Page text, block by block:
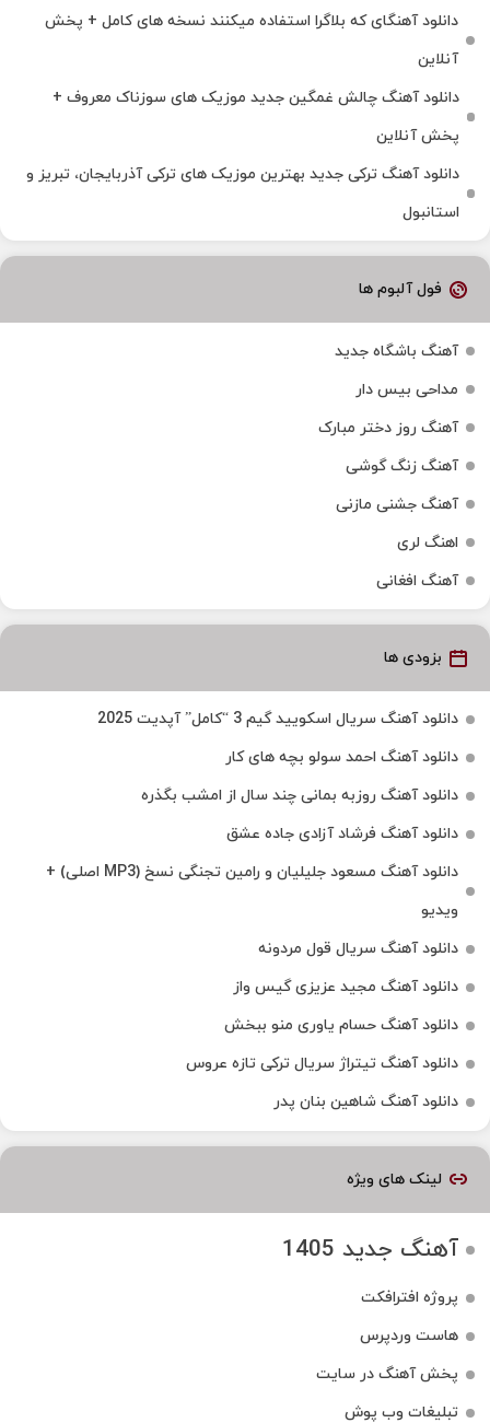
دانلود آهنگای که بلاگرا استفاده میکنند نسخه های کامل + پخش
آنلاین
دانلود آهنگ چالش غمگین جدید موزیک های سوزناک معروف +
پخش آنلاین
دانلود آهنگ ترکی جدید بهترین موزیک‌ های ترکی آذربایجان، تبریز و
استانبول
فول آلبوم ها
آهنگ باشگاه جدید
مداحی بیس دار
آهنگ روز دختر مبارک
آهنگ زنگ گوشی
آهنگ جشنی مازنی
اهنگ لری
آهنگ افغانی
بزودی ها
دانلود آهنگ سریال اسکویید گیم 3 “کامل” آپدیت 2025
دانلود آهنگ احمد سولو بچه های کار
دانلود آهنگ روزبه بمانی چند سال از امشب بگذره
دانلود آهنگ فرشاد آزادی جاده عشق
دانلود آهنگ مسعود جلیلیان و رامین تجنگی نسخ (MP3 اصلی) +
ویدیو
دانلود آهنگ سریال قول مردونه
دانلود آهنگ مجید عزیزی گیس واز
دانلود آهنگ حسام یاوری منو ببخش
دانلود آهنگ تیتراژ سریال ترکی تازه عروس
دانلود آهنگ شاهین بنان پدر
لینک های ویژه
آهنگ جدید 1405
پروژه افترافکت
هاست وردپرس
پخش آهنگ در سایت
تبلیغات وب پوش